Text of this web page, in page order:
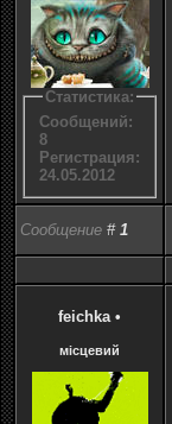
Статистика:
Сообщений:
8
Регистрация:
24.05.2012
Сообщение # 1
feichka •
місцевий